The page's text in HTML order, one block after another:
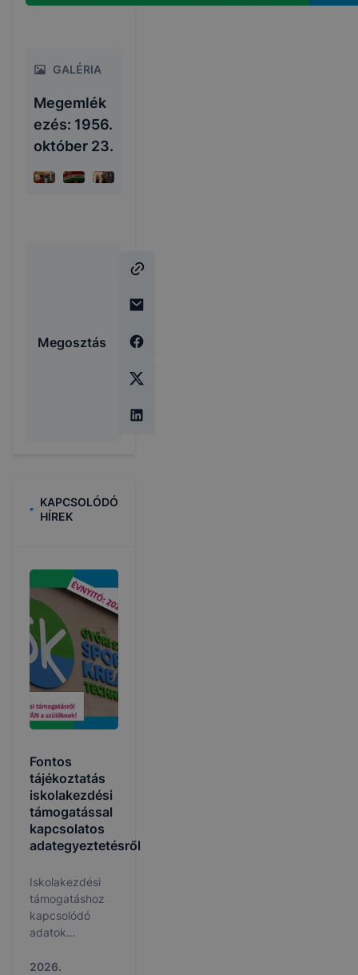
GALÉRIA
Megemlék
ezés: 1956.
október 23.
Megosztás
KAPCSOLÓDÓ
HÍREK
Fontos
tájékoztatás
iskolakezdési
támogatással
kapcsolatos
adategyeztetésről
Iskolakezdési
támogatáshoz
kapcsolódó
adatok
igazolása a
2026.